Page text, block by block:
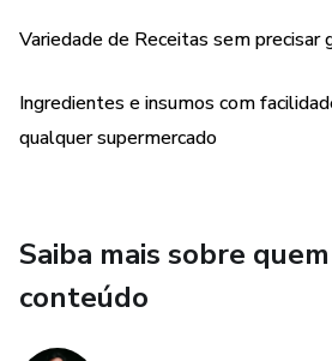
Variedade de Receitas sem precisar
Ingredientes e insumos com
qualquer supermercado
Saiba mais sobre
conteúdo